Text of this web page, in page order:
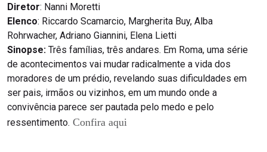
Diretor: Nanni Moretti
Elenco: Riccardo Scamarcio, Margherita Buy, Alba
Rohrwacher, Adriano Giannini, Elena Lietti
Sinopse: Três famílias, três andares. Em Roma, uma série
de acontecimentos vai mudar radicalmente a vida dos
moradores de um prédio, revelando suas dificuldades em
ser pais, irmãos ou vizinhos, em um mundo onde a
convivência parece ser pautada pelo medo e pelo
ressentimento. Confira aqui